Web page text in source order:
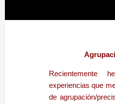
experiencias que
de agrupación/